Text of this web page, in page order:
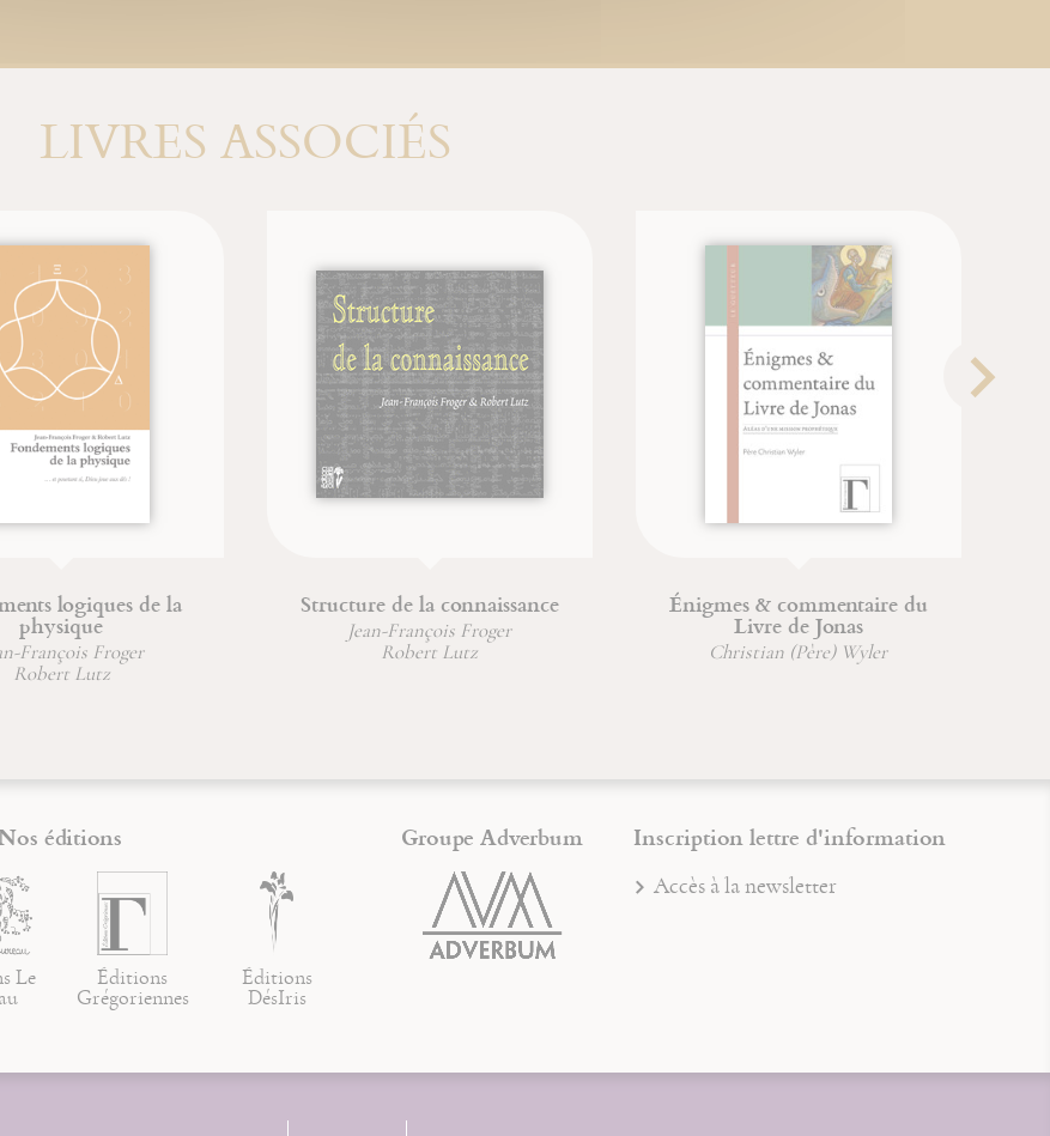
LIVRES ASSOCIÉS
de la
Froger
Structure de la connaissance
Jean-François Froger
Robert Lutz
Énigmes & commentaire du
Livre de Jonas
Christian (Père) Wyler
éditions
Le Éditions
Grégoriennes
Éditions
DésIris
Groupe Adverbum Inscription lettre d'information
Accès à la newsletter